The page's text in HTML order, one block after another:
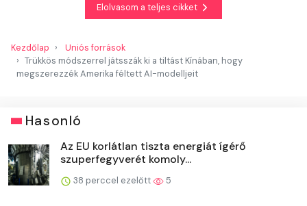
Elolvasom a teljes cikket
Kezdőlap
Uniós források
Trükkös módszerrel játsszák ki a tiltást Kínában, hogy
megszerezzék Amerika féltett AI-modelljeit
Hasonló
Az EU korlátlan tiszta energiát ígérő
szuperfegyverét komoly...
38 perccel ezelőtt 5